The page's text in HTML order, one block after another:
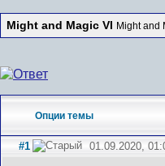
Might and Magic VI Might and
Опции темы
#1 01.09.2020,